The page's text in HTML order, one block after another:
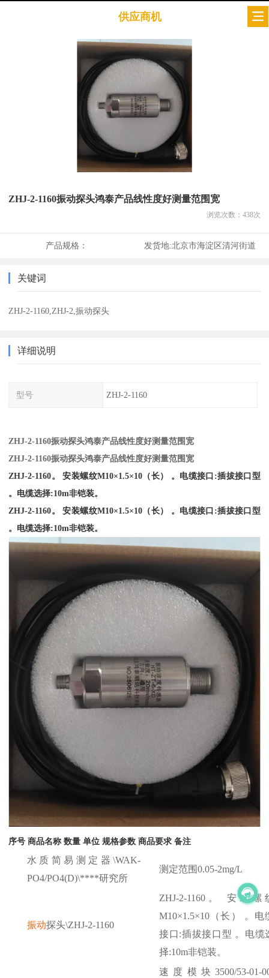
供应商机
ZHJ-2-1160振动探头鸿泰产品线性度好测量范围宽
浏览次数： 438次
产品规格： 发货地:北京市海淀区清河街道
关键词
ZHJ-2-1160,ZHJ-2,振动探头
详细说明
型号 ZHJ-2-1160
ZHJ-2-1160振动探头鸿泰产品线性度好测量范围宽
ZHJ-2-1160振动探头鸿泰产品线性度好测量范围宽
ZHJ-2-1160。 安装螺纹M10×1.5×10（长） 。电缆接口:插拔接口型
。电缆选择:10m非铠装。
ZHJ-2-1160。 安装螺纹M10×1.5×10（长） 。电缆接口:插拔接口型
。电缆选择:10m非铠装。
序号 商品名称 数量 单位 规格参数 商品要求 备注
水质简易测定器\WAK-
PO4/PO4(D)\****研究所
测定范围 0.05-2mg/L
振动探头\ZHJ-2-1160
ZHJ-2-1160。 安装螺
M10×1.5×10（长） 。电
接口:插拔接口型 。电缆
择:10m非铠装。
速度模块3500/53-01-